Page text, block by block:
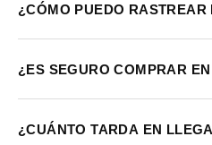
¿CÓMO PUEDO RASTREAR
¿ES SEGURO COMPRAR
¿CUÁNTO TARDA EN